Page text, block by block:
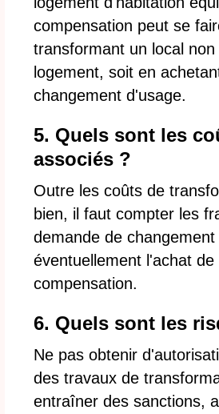
compensation peut se
transformant un local
logement, soit en
changement d'usage.
5. Quels sont les
associés ?
Outre les coûts de
bien, il faut compter les
demande de
éventuellement l'achat
compensation.
6. Quels sont les
Ne pas obtenir
des travaux de
entraîner des sanctions,